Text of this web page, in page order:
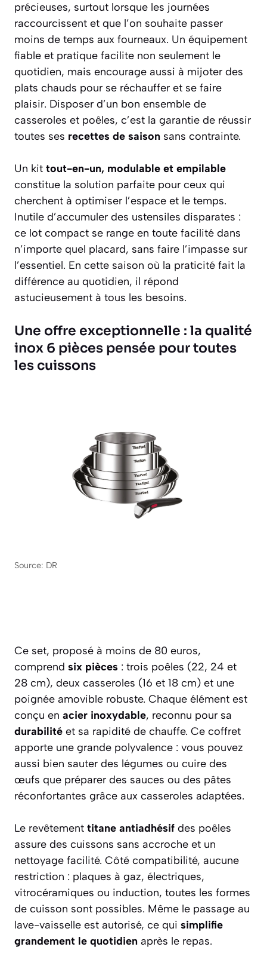
précieuses, surtout lorsque les journées
raccourcissent et que l’on souhaite passer
moins de temps aux fourneaux. Un équipement
fiable et pratique facilite non seulement le
quotidien, mais encourage aussi à mijoter des
plats chauds pour se réchauffer et se faire
plaisir. Disposer d’un bon ensemble de
casseroles et poêles, c’est la garantie de réussir
toutes ses recettes de saison sans contrainte.
Un kit tout-en-un, modulable et empilable
constitue la solution parfaite pour ceux qui
cherchent à optimiser l’espace et le temps.
Inutile d’accumuler des ustensiles disparates :
ce lot compact se range en toute facilité dans
n’importe quel placard, sans faire l’impasse sur
l’essentiel. En cette saison où la praticité fait la
différence au quotidien, il répond
astucieusement à tous les besoins.
Une offre exceptionnelle : la qualité
inox 6 pièces pensée pour toutes
les cuissons
Source: DR
Ce set, proposé à moins de 80 euros,
comprend six pièces : trois poêles (22, 24 et
28 cm), deux casseroles (16 et 18 cm) et une
poignée amovible robuste. Chaque élément est
conçu en acier inoxydable, reconnu pour sa
durabilité et sa rapidité de chauffe. Ce coffret
apporte une grande polyvalence : vous pouvez
aussi bien sauter des légumes ou cuire des
œufs que préparer des sauces ou des pâtes
réconfortantes grâce aux casseroles adaptées.
Le revêtement titane antiadhésif des poêles
assure des cuissons sans accroche et un
nettoyage facilité. Côté compatibilité, aucune
restriction : plaques à gaz, électriques,
vitrocéramiques ou induction, toutes les formes
de cuisson sont possibles. Même le passage au
lave-vaisselle est autorisé, ce qui simplifie
grandement le quotidien après le repas.